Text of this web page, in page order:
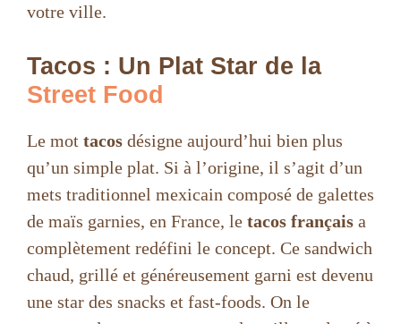
votre ville.
Tacos : Un Plat Star de la
Street Food
Le mot tacos désigne aujourd’hui bien plus
qu’un simple plat. Si à l’origine, il s’agit d’un
mets traditionnel mexicain composé de galettes
de maïs garnies, en France, le tacos français a
complètement redéfini le concept. Ce sandwich
chaud, grillé et généreusement garni est devenu
une star des snacks et fast-foods. On le